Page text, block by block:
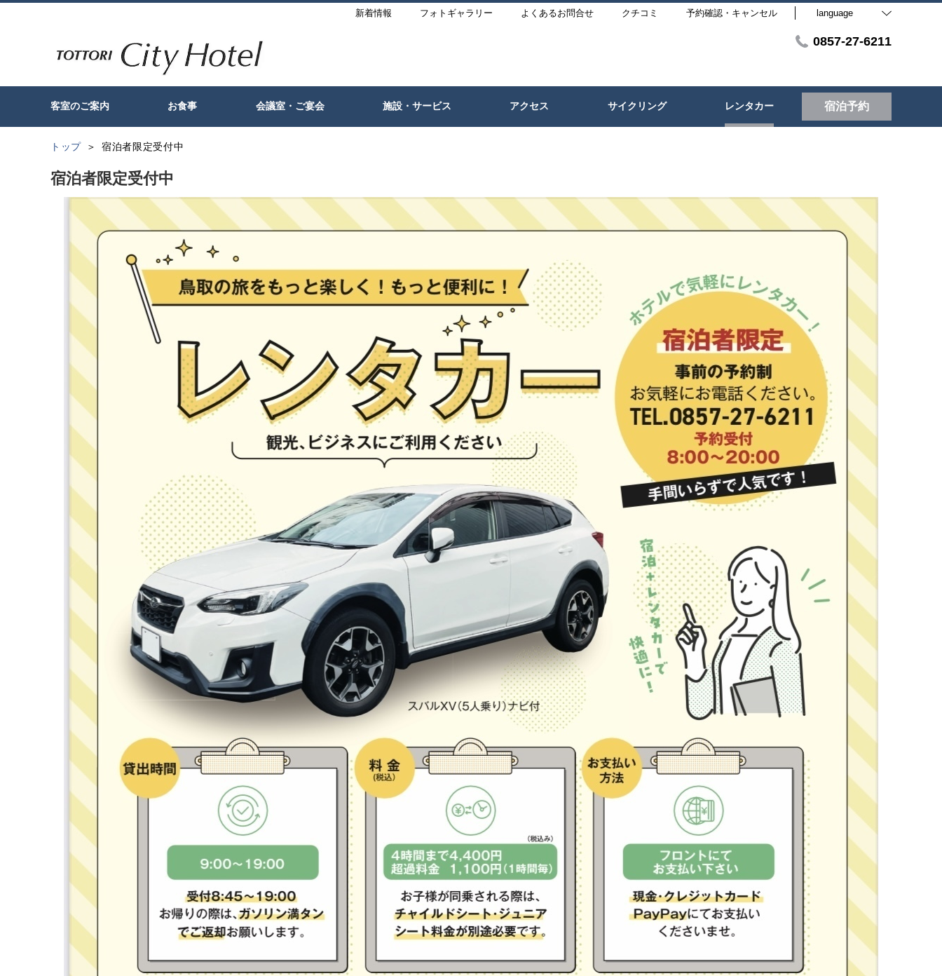
新着情報 フォトギャラリー よくあるお問合せ クチコミ 予約確認・キャンセル language
0857-27-6211
客室のご案内 お食事 会議室・ご宴会 施設・サービス アクセス サイクリング レンタカー 宿泊予約
トップ 宿泊者限定受付中
宿泊者限定受付中